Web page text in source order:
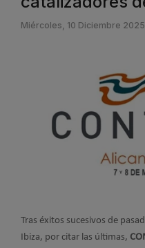
Miércoles, 10 Diciembre 2025
Tras éxitos sucesivos de
Ibiza, por citar las últimas,